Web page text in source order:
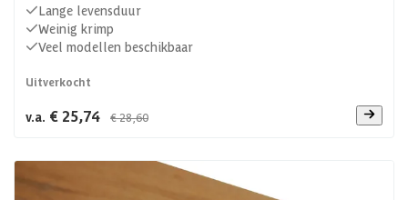
Lange levensduur
Weinig krimp
Veel modellen beschikbaar
Uitverkocht
v.a. € 25,74 € 28,60